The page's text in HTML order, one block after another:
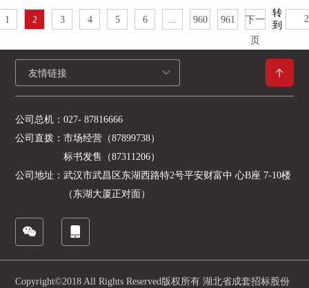
技术开发区深圳工业园机场东路与襄州大道交汇处（住所申报）中
标（成交）金额：6.9988000（万元）四、主要标的信息序号供应
商名称货物名称货物品牌货物型号货物数量货物单价（元）1湖北
干粉灭火器(4kg
1 2 3 4 5 6 ... 960 961
下一
页
转
到
友情链接
公司总机：027- 87816666
公司直拨：市场经营（87899738）
标书发售（87311206）
公司地址：武汉市武昌区东湖西路特2号平安财富中 心B座 7-10楼
（东湖大厦正对面）
Copyright©2018 All Rights Reserved版权所有 湖北省成套招标股份